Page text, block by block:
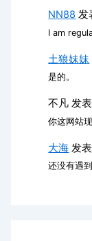
NN88 发
I am
土狼妹妹
是的。
不凡 发
你这网站
大海 发
还没有遇